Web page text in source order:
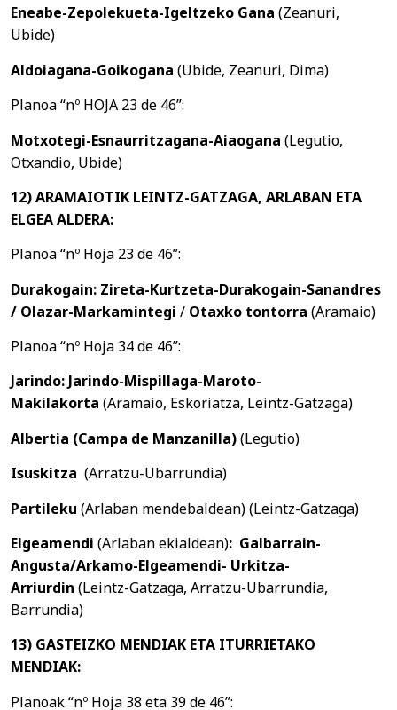
Eneabe-Zepolekueta-Igeltzeko Gana (Zeanuri,
Ubide)
Aldoiagana-Goikogana (Ubide, Zeanuri, Dima)
Planoa “nº HOJA 23 de 46”:
Motxotegi-Esnaurritzagana-Aiaogana (Legutio,
Otxandio, Ubide)
12) ARAMAIOTIK LEINTZ-GATZAGA, ARLABAN ETA
ELGEA ALDERA:
Planoa “nº Hoja 23 de 46”:
Durakogain: Zireta-Kurtzeta-Durakogain-Sanandres
/ Olazar-Markamintegi / Otaxko tontorra (Aramaio)
Planoa “nº Hoja 34 de 46”:
Jarindo: Jarindo-Mispillaga-Maroto-
Makilakorta (Aramaio, Eskoriatza, Leintz-Gatzaga)
Albertia (Campa de Manzanilla)(Legutio)
Isuskitza (Arratzu-Ubarrundia)
Partileku (Arlaban mendebaldean) (Leintz-Gatzaga)
Elgeamendi (Arlaban ekialdean): Galbarrain-
Angusta/Arkamo-Elgeamendi- Urkitza-
Arriurdin (Leintz-Gatzaga, Arratzu-Ubarrundia,
Barrundia)
13) GASTEIZKO MENDIAK ETA ITURRIETAKO
MENDIAK:
Planoak “nº Hoja 38 eta 39 de 46”: